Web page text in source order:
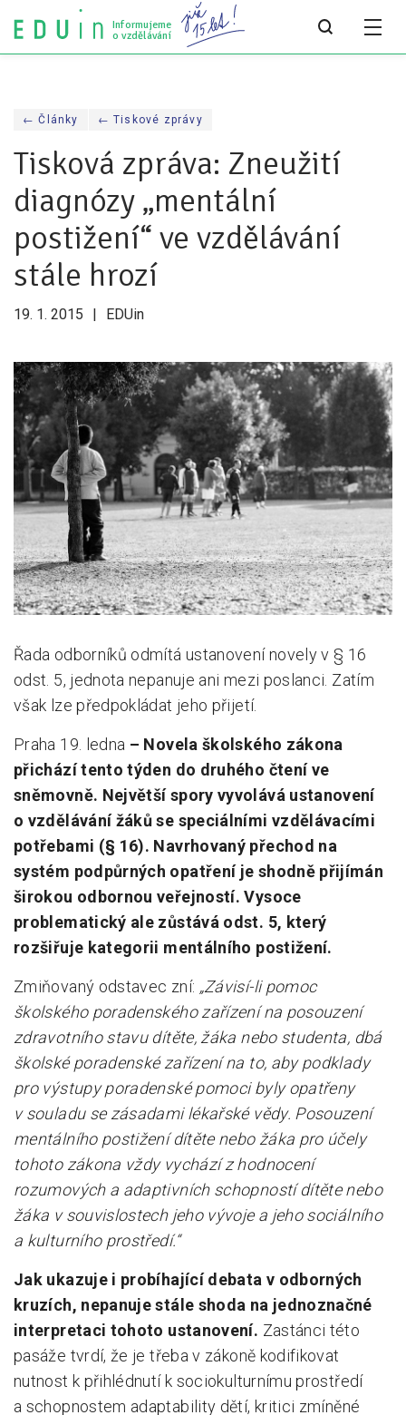
Informujeme
o vzdělávání
Všechny články
Všechny články
Analýzy
Audit vzdělávacího systému
Všechny analýzy
Tiskové zprávy
Pro média
Pro zřizovatele
Konference Lepší škola
Kápézetka - průvodce pro zřizovatele
Klub zřizovatelů
O nás
Partneři a dárci
Kontakty
← Články ← Tiskové zprávy
Tisková zpráva: Zneužití
diagnózy „mentální
postižení“ ve vzdělávání
stále hrozí
19. 1. 2015 EDUin
Řada odborníků odmítá ustanovení novely v § 16
odst. 5, jednota nepanuje ani mezi poslanci. Zatím
však lze předpokládat jeho přijetí.
Praha 19. ledna – Novela školského zákona
přichází tento týden do druhého čtení ve
sněmovně. Největší spory vyvolává ustanovení
o vzdělávání žáků se speciálními vzdělávacími
potřebami (§ 16). Navrhovaný přechod na
systém podpůrných opatření je shodně přijímán
širokou odbornou veřejností. Vysoce
problematický ale zůstává odst. 5, který
rozšiřuje kategorii mentálního postižení.
Zmiňovaný odstavec zní: „Závisí-li pomoc
školského poradenského zařízení na posouzení
zdravotního stavu dítěte, žáka nebo studenta, dbá
školské poradenské zařízení na to, aby podklady
pro výstupy poradenské pomoci byly opatřeny
v souladu se zásadami lékařské vědy. Posouzení
mentálního postižení dítěte nebo žáka pro účely
tohoto zákona vždy vychází z hodnocení
rozumových a adaptivních schopností dítěte nebo
žáka v souvislostech jeho vývoje a jeho sociálního
a kulturního prostředí.“
Jak ukazuje i probíhající debata v odborných
kruzích, nepanuje stále shoda na jednoznačné
interpretaci tohoto ustanovení. Zastánci této
pasáže tvrdí, že je třeba v zákoně kodifikovat
nutnost k přihlédnutí k sociokulturnímu prostředí
a schopnostem adaptability dětí, kritici zmíněné